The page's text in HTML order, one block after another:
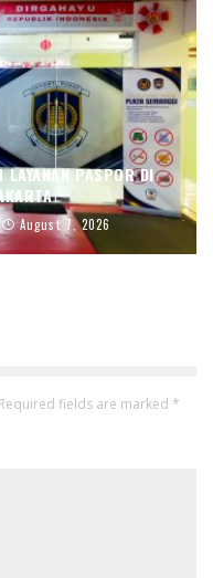
LAYANAN PASPOR DI
August 7, 2026
Required fields are marked *